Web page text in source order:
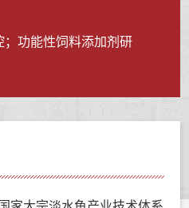
；功能性饲料添加剂研